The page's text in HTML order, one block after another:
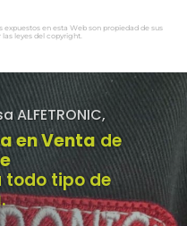
en esta Web son propiedad de sus
leyes del copyright.
ALFETRONIC,
en Venta de
todo tipo de
.